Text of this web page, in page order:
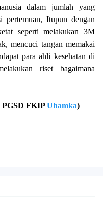
dalam jumlah yang
pertemuan, Itupun dengan
seperti melakukan 3M
mencuci tangan memakai
para ahli kesehatan di
riset bagaimana
PGSD FKIPUhamka)